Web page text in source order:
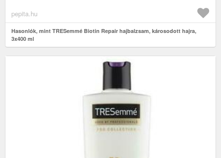
pepita.hu
Hasonlók, mint TRESemmé Biotin Repair hajbalzsam, károsodott hajra,
3x400 ml